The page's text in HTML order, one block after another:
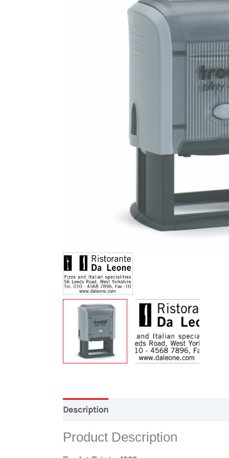
Description
Product Description